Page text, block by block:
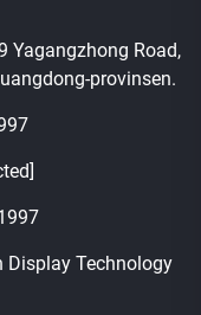
Yagangzhong Road,
provinsen.
Display Technology